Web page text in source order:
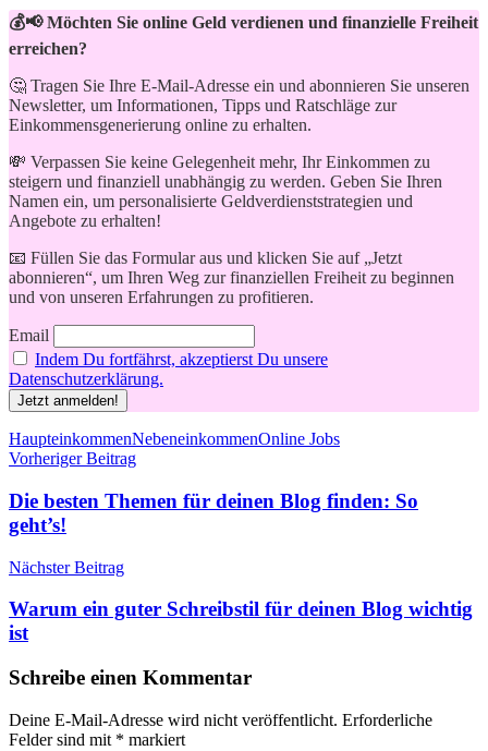
💰📢 Möchten Sie online Geld verdienen und finanzielle Freiheit
erreichen?
🤔 Tragen Sie Ihre E-Mail-Adresse ein und abonnieren Sie unseren
Newsletter, um Informationen, Tipps und Ratschläge zur
Einkommensgenerierung online zu erhalten.
💸 Verpassen Sie keine Gelegenheit mehr, Ihr Einkommen zu
steigern und finanziell unabhängig zu werden. Geben Sie Ihren
Namen ein, um personalisierte Geldverdienststrategien und
Angebote zu erhalten!
📧 Füllen Sie das Formular aus und klicken Sie auf „Jetzt
abonnieren“, um Ihren Weg zur finanziellen Freiheit zu beginnen
und von unseren Erfahrungen zu profitieren.
Email
Indem Du fortfährst, akzeptierst Du unsere
Datenschutzerklärung.
Schlagwörter
HaupteinkommenNebeneinkommenOnline Jobs
Beitragsnavigation
Vorheriger Beitrag
Die besten Themen für deinen Blog finden: So
geht’s!
Nächster Beitrag
Warum ein guter Schreibstil für deinen Blog wichtig
ist
Schreibe einen Kommentar
Deine E-Mail-Adresse wird nicht veröffentlicht. Erforderliche
Felder sind mit * markiert